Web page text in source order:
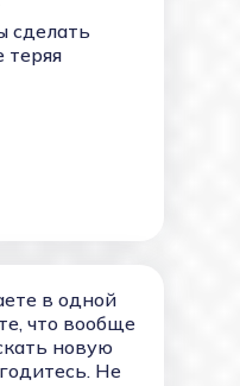
сделать
теряя
в одной
что вообще
новую
Не